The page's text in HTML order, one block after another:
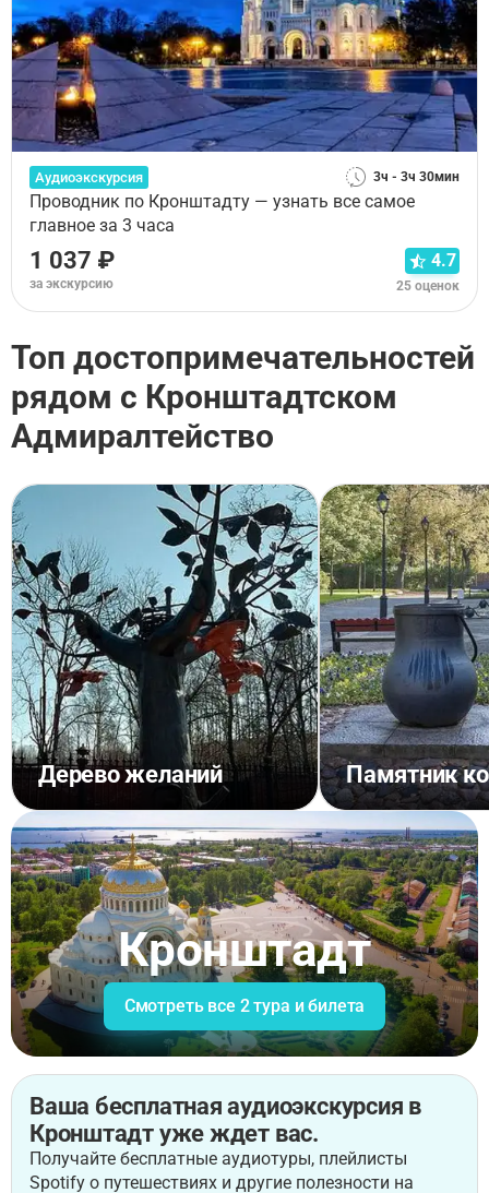
Аудиоэкскурсия 3ч - 3ч 30мин
Проводник по Кронштадту — узнать все самое
главное за 3 часа
1 037 ₽
за экскурсию
4.7
25 оценок
Топ достопримечательностей
рядом с Кронштадтском
Адмиралтейство
Дерево желаний Памятник
Кронштадт
Смотреть все 2 тура и билета
Ваша бесплатная аудиоэкскурсия в
Кронштадт уже ждет вас.
Получайте бесплатные аудиотуры, плейлисты
Spotify о путешествиях и другие полезности на